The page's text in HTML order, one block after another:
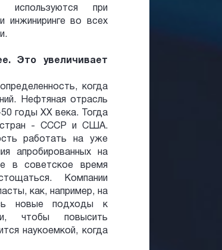
используются при
инжиниринге во всех
Это увеличивает
когда
Нефтяная отрасль
годы XX века. Тогда
стран - СССР и США.
работать на уже
апробированных на
в советское время
Компании
как, например, на
новые подходы к
чтобы повысить
наукоемкой, когда